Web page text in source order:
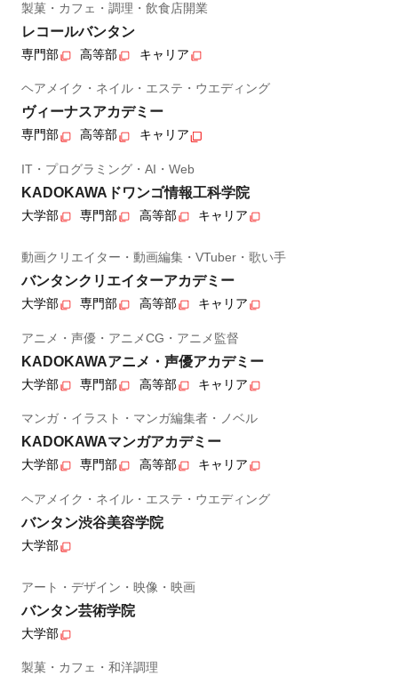
製菓・カフェ・調理・飲食店開業
レコールバンタン
専門部 高等部 キャリア
ヘアメイク・ネイル・エステ・ウエディング
ヴィーナスアカデミー
専門部 高等部 キャリア
IT・プログラミング・AI・Web
KADOKAWAドワンゴ情報工科学院
大学部 専門部 高等部 キャリア
動画クリエイター・動画編集・VTuber・歌い手
バンタンクリエイターアカデミー
大学部 専門部 高等部 キャリア
アニメ・声優・アニメCG・アニメ監督
KADOKAWAアニメ・声優アカデミー
大学部 専門部 高等部 キャリア
マンガ・イラスト・マンガ編集者・ノベル
KADOKAWAマンガアカデミー
大学部 専門部 高等部 キャリア
ヘアメイク・ネイル・エステ・ウエディング
バンタン渋谷美容学院
大学部
アート・デザイン・映像・映画
バンタン芸術学院
大学部
製菓・カフェ・和洋調理